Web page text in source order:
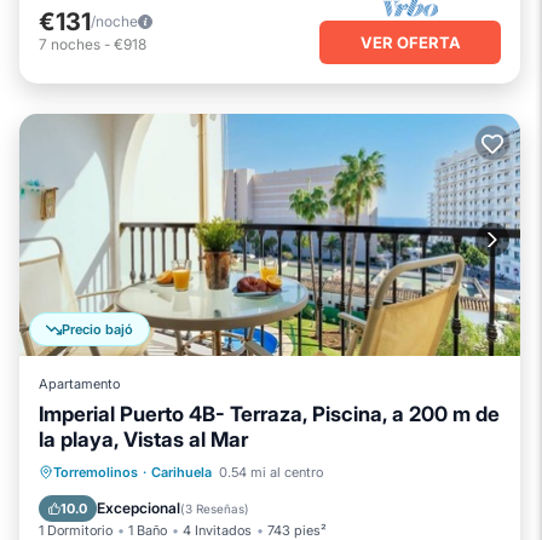
€131/noche
7 noches - €918 VER OFERTA
Precio bajó
Apartamento
Imperial Puerto 4B- Terraza, Piscina, a 200 m de
la playa, Vistas al Mar
Torremolinos · Carihuela 0.54 mi al centro
10.0 Excepcional(3 Reseñas)
1 Dormitorio 1 Baño 4 Invitados 743 pies²
Chimenea/Calefacción
Piscina
Balcón/Terraza